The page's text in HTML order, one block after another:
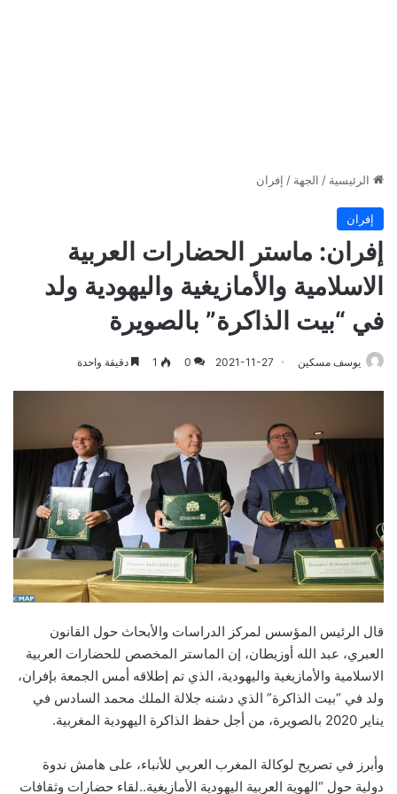
الرئيسية / الجهة / إفران
إفران
إفران: ماستر الحضارات العربية
الاسلامية والأمازيغية واليهودية ولد
في “بيت الذاكرة” بالصويرة
يوسف مسكين 2021-11-27
0
1 دقيقة واحدة
قال الرئيس المؤسس لمركز الدراسات والأبحاث حول القانون
العبري، عبد الله أوزيطان، إن الماستر المخصص للحضارات العربية
الاسلامية والأمازيغية واليهودية، الذي تم إطلاقه أمس الجمعة بإفران،
ولد في “بيت الذاكرة” الذي دشنه جلالة الملك محمد السادس في
يناير 2020 بالصويرة، من أجل حفظ الذاكرة اليهودية المغربية.
وأبرز في تصريح لوكالة المغرب العربي للأنباء، على هامش ندوة
دولية حول “الهوية العربية اليهودية الأمازيغية..لقاء حضارات وثقافات